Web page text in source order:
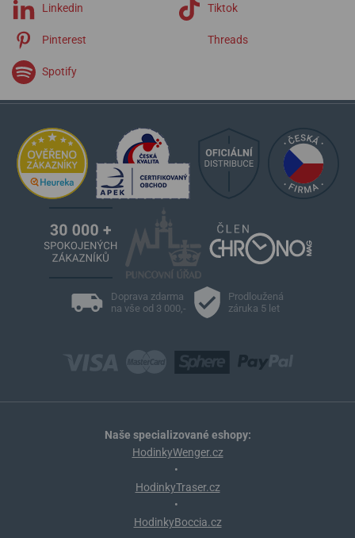
Linkedin Tiktok
Pinterest Threads
Spotify
Doprava zdarma
na vše od 3 000,-
Prodloužená
záruka 5 let
Naše specializované eshopy:
HodinkyWenger.cz
•
HodinkyTraser.cz
•
HodinkyBoccia.cz